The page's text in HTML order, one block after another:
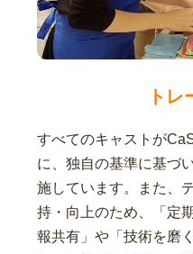
ト
すべてのキャストが
に、独自の基準に基づ
施しています。また、
持・向上のため、「定
報共有」や「技術を磨